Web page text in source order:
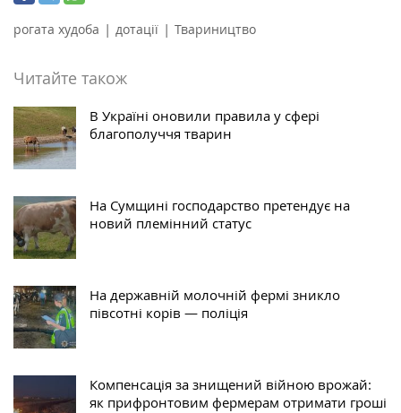
рогата худоба | дотації | Твариництво
Читайте також
В Україні оновили правила у сфері
благополуччя тварин
На Сумщині господарство претендує на
новий племінний статус
На державній молочній фермі зникло
півсотні корів — поліція
Компенсація за знищений війною врожай:
як прифронтовим фермерам отримати гроші